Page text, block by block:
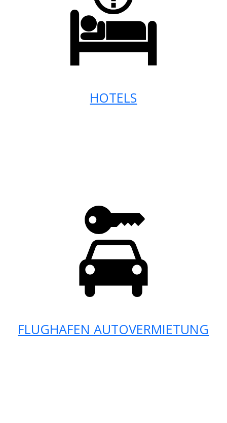
HOTELS
FLUGHAFEN AUTOVERMIETUNG